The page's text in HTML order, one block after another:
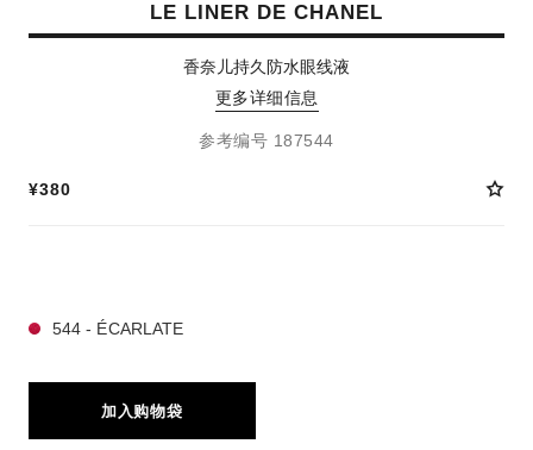
LE LINER DE CHANEL
香奈儿持久防水眼线液
更多详细信息
参考编号 187544
¥380
544 - ÉCARLATE
加入购物袋